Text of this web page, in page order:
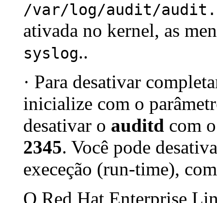
/var/log/audit/
ativada no kernel, as
syslog..
· Para desativar
inicialize com o
desativar o auditd com
2345. Você pode
execeção (run-time),
O Red Hat Enterprise